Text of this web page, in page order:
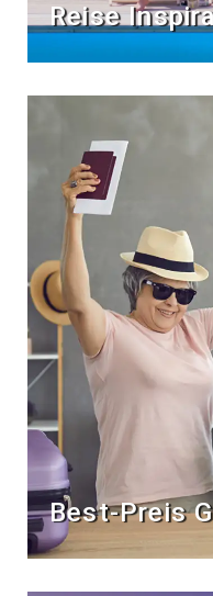
Reise
Best-Preis